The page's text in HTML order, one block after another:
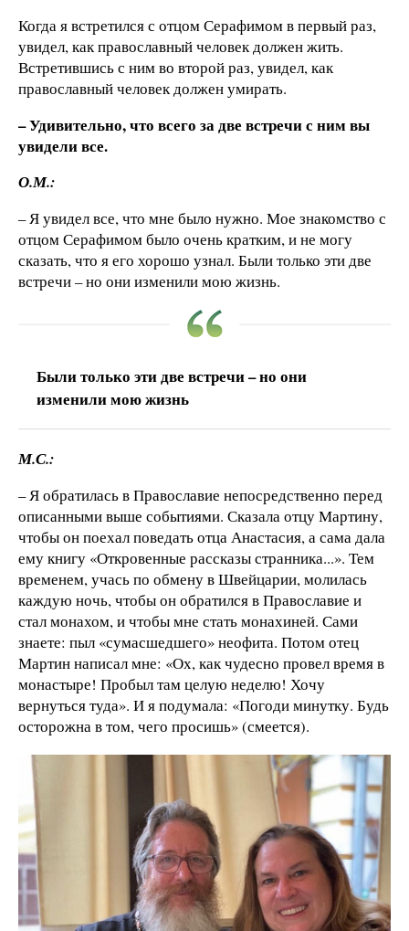
Когда я встретился с отцом Серафимом в первый раз,
увидел, как православный человек должен жить.
Встретившись с ним во второй раз, увидел, как
православный человек должен умирать.
– Удивительно, что всего за две встречи с ним вы
увидели все.
О.М.:
– Я увидел все, что мне было нужно. Мое знакомство с
отцом Серафимом было очень кратким, и не могу
сказать, что я его хорошо узнал. Были только эти две
встречи – но они изменили мою жизнь.
Были только эти две встречи – но они
изменили мою жизнь
М.С.:
– Я обратилась в Православие непосредственно перед
описанными выше событиями. Сказала отцу Мартину,
чтобы он поехал поведать отца Анастасия, а сама дала
ему книгу «Откровенные рассказы странника...». Тем
временем, учась по обмену в Швейцарии, молилась
каждую ночь, чтобы он обратился в Православие и
стал монахом, и чтобы мне стать монахиней. Сами
знаете: пыл «сумасшедшего» неофита. Потом отец
Мартин написал мне: «Ох, как чудесно провел время в
монастыре! Пробыл там целую неделю! Хочу
вернуться туда». И я подумала: «Погоди минутку. Будь
осторожна в том, чего просишь» (смеется).